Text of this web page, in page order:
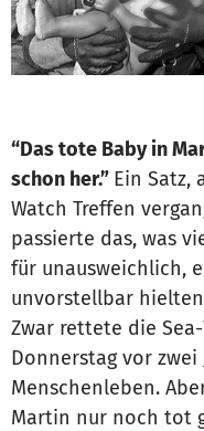
“Das tote Baby in
schon her.” Ein Satz,
Watch Treffen
passierte das, was
für unausweichlich,
unvorstellbar
Zwar rettete die
Donnerstag vor zwei
Menschenleben.
Martin nur noch tot